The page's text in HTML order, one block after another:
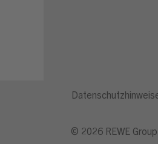
© 2026 REWE